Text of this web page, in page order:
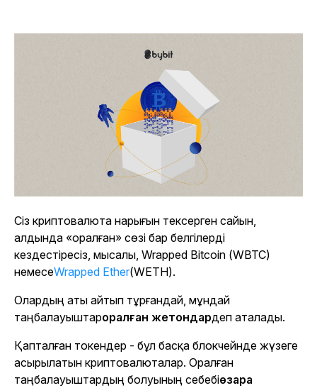
Сіз криптовалюта нарығын тексерген сайын,
алдында «оралған» сөзі бар белгілерді
кездестіресіз, мысалы, Wrapped Bitcoin (WBTC)
немесеWrapped Ether(WETH).
Олардың аты айтып тұрғандай, мұндай
таңбалауыштароралған жетондардеп аталады.
Қапталған токендер - бұл басқа блокчейнде жүзеге
асырылатын криптовалюталар. Оралған
таңбалауыштардың болуының себебіөзара